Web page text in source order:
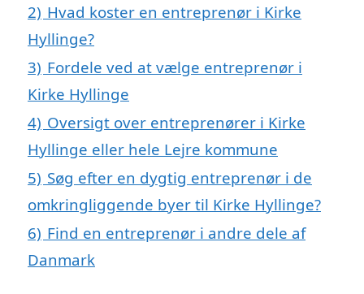
2) Hvad koster en entreprenør i Kirke
Hyllinge?
3) Fordele ved at vælge entreprenør i
Kirke Hyllinge
4) Oversigt over entreprenører i Kirke
Hyllinge eller hele Lejre kommune
5) Søg efter en dygtig entreprenør i de
omkringliggende byer til Kirke Hyllinge?
6) Find en entreprenør i andre dele af
Danmark